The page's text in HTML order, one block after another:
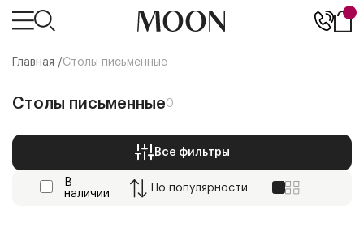
Главная /Столы письменные
Столы письменные0
Все фильтры
В
наличии
По популярности